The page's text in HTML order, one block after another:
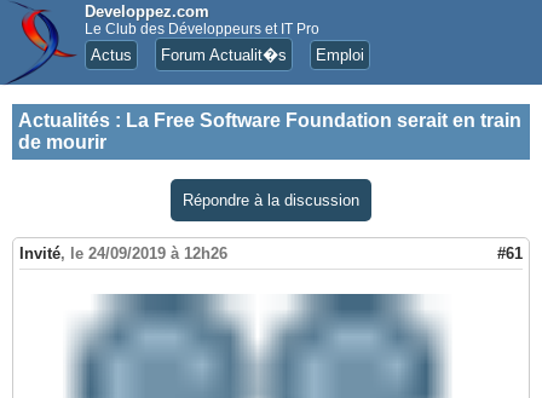
Developpez.com
Le Club des Développeurs et IT Pro
Actus Forum Actualit�s Emploi
Actualités : La Free Software Foundation serait en train
de mourir
Répondre à la discussion
Invité, le 24/09/2019 à 12h26 #61